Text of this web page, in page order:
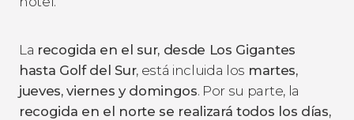
La recogida en el sur, desde Los Gigantes
hasta Golf del Sur, está incluida los martes,
jueves, viernes y domingos. Por su parte, la
recogida en el norte se realizará todos los días,